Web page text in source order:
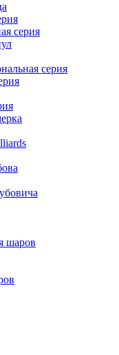
серия
серия
шаров